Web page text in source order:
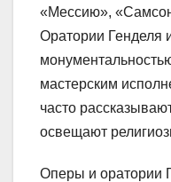
«Мессию»,
Оратории Генделя
мастерским
часто
освещают
Оперы и оратории